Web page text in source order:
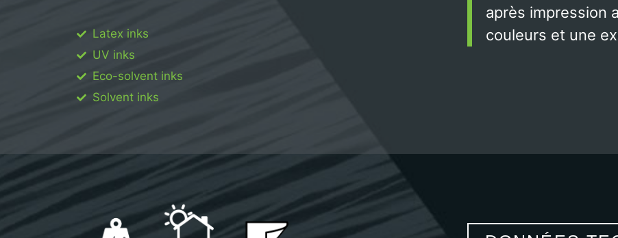
Latex inks
UV inks
Eco-solvent inks
Solvent inks
après impression
couleurs et une